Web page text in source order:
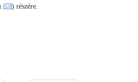
) részére.